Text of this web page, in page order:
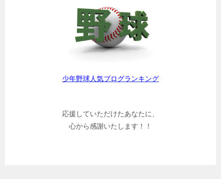
少年野球人気ブログランキング
応援していただけたあなたに、
心から感謝いたします！！